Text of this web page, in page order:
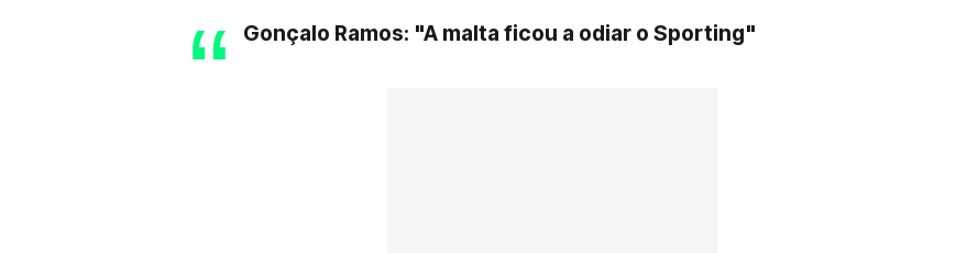
Gonçalo Ramos: "A malta ficou a odiar o Sporting"